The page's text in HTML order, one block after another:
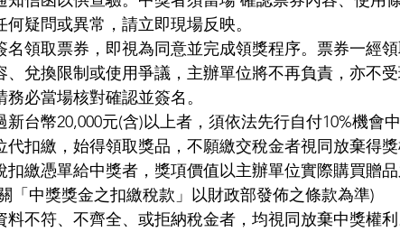
疑問或異常，請立即現場反映。
名領取票券，即視為同意並完成領獎程序。票券一經
、兌換限制或使用爭議，主辦單位將不再負責，亦不
必當場核對確認並簽名。
新台幣20,000元(含)以上者，須依法先行自付10%機會
代扣繳，始得領取獎品，不願繳交稅金者視同放棄得
扣繳憑單給中獎者，獎項價值以主辦單位實際購買贈
「中獎獎金之扣繳稅款」以財政部發佈之條款為準)
料不符、不齊全、或拒納稅金者，均視同放棄中獎權利